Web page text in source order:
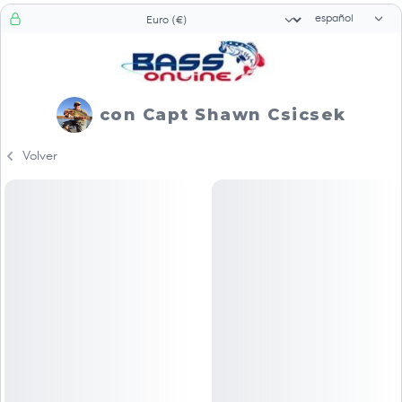
Selector de moneda Selector de
con Capt Shawn Csicsek
Volver